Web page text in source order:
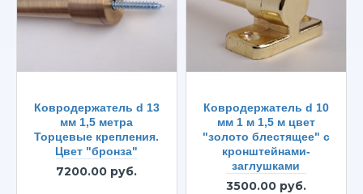
Ковродержатель d 13
мм 1,5 метра
Торцевые крепления.
Цвет "бронза"
7200.00 руб.
Ковродержатель d 10
мм 1 м 1,5 м цвет
"золото блестящее" с
кронштейнами-
заглушками
3500.00 руб.